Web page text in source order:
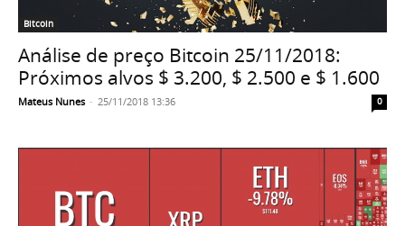
Bitcoin
Análise de preço Bitcoin 25/11/2018:
Próximos alvos $ 3.200, $ 2.500 e $ 1.600
Mateus Nunes - 25/11/2018 13:36 0